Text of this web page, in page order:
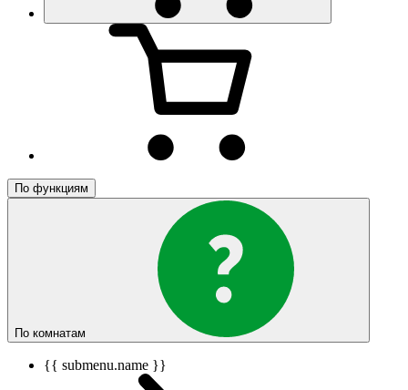
По функциям
По комнатам
{{ submenu.name }}